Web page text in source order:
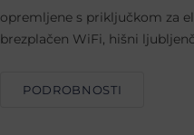
opremljene s priključkom za
brezplačen WiFi, hišni
PODROBNOSTI